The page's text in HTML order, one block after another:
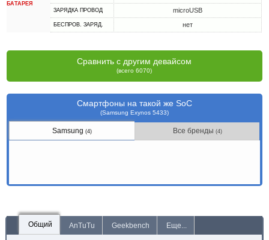
БАТАРЕЯ
ЗАРЯДКА ПРОВОД microUSB
БЕСПРОВ. ЗАРЯД. нет
Сравнить с другим девайсом
(всего 6070)
Смартфоны на такой же SoC
(Samsung Exynos 5433)
Samsung(4) Все бренды (4)
Общий AnTuTu Geekbench Еще...